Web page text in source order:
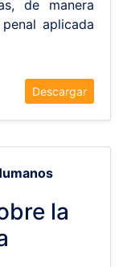
de manera
aplicada
Descargar
la